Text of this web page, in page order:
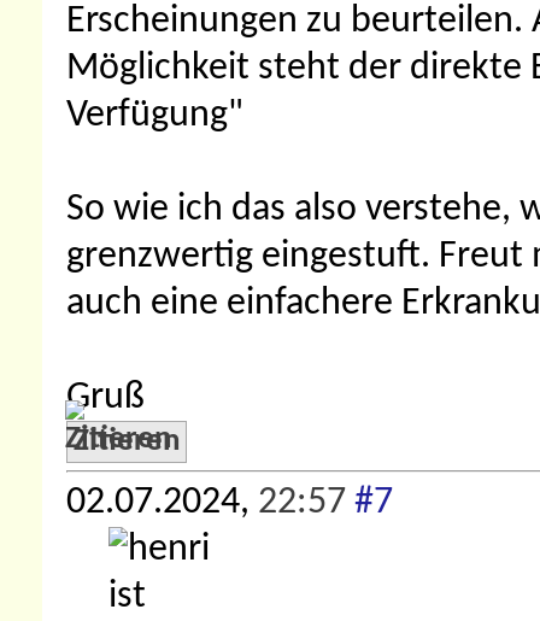
Erscheinungen zu
Möglichkeit steht der direkte
Verfügung"
So wie ich das also verstehe,
grenzwertig eingestuft. Freut
auch eine einfachere
Gruß
Zitieren
02.07.2024, 22:57 #7